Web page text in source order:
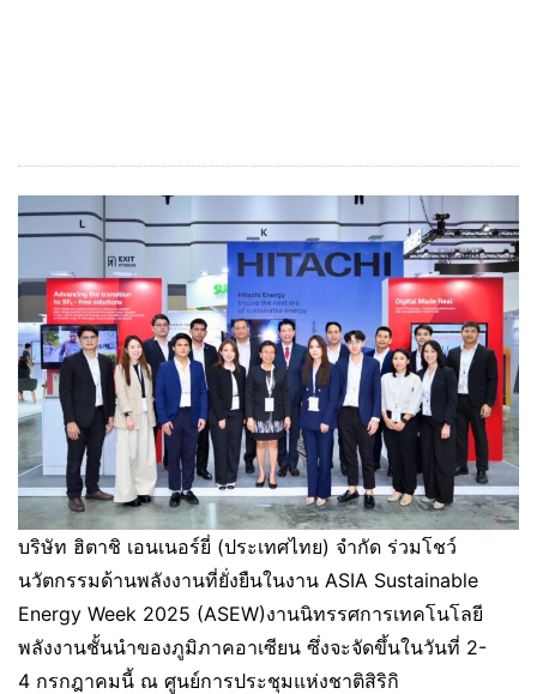
บริษัท ฮิตาชิ เอนเนอร์ยี่ (ประเทศไทย) จำกัด ร่วมโชว์
นวัตกรรมด้านพลังงานที่ยั่งยืนในงาน ASIA Sustainable
Energy Week 2025 (ASEW)งานนิทรรศการเทคโนโลยี
พลังงานชั้นนำของภูมิภาคอาเซียน ซึ่งจะจัดขึ้นในวันที่ 2-
4 กรกฎาคมนี้ ณ ศูนย์การประชุมแห่งชาติสิริกิ